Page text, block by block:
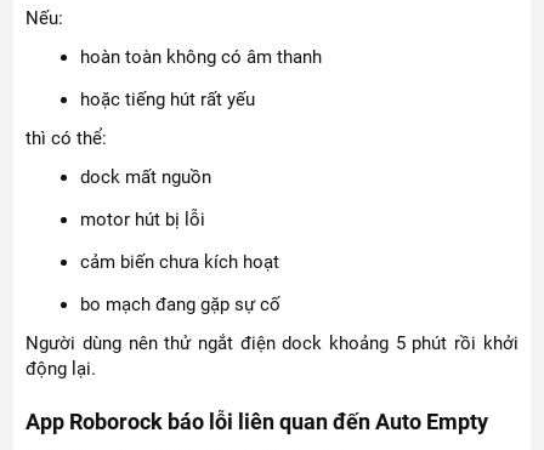
Nếu:
hoàn toàn không có âm thanh
hoặc tiếng hút rất yếu
thì có thể:
dock mất nguồn
motor hút bị lỗi
cảm biến chưa kích hoạt
bo mạch đang gặp sự cố
Người dùng nên thử ngắt điện dock khoảng 5 phút rồi khởi
động lại.
App Roborock báo lỗi liên quan đến Auto Empty